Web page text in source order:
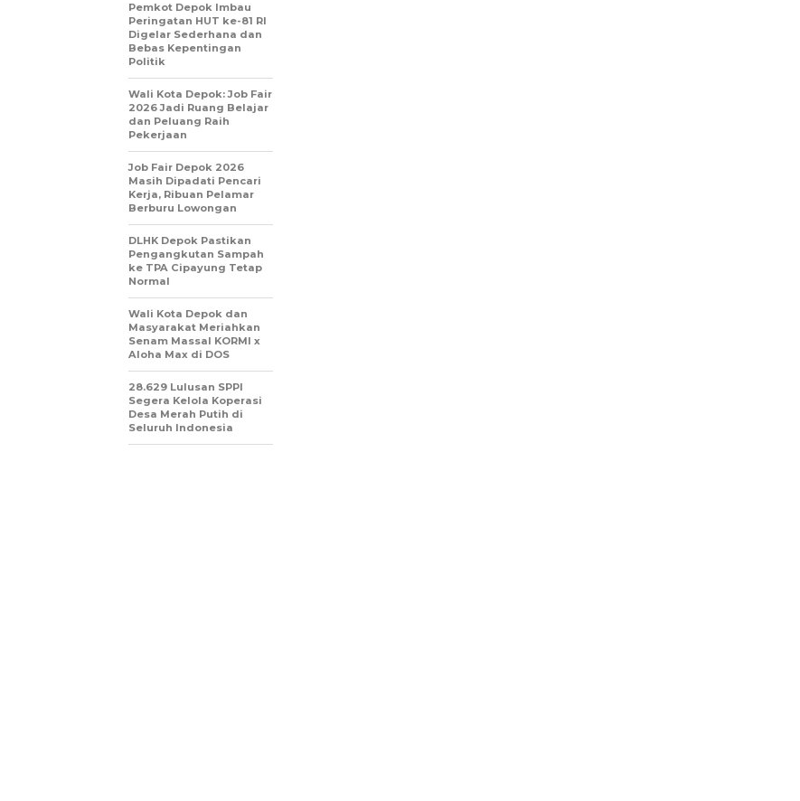
Pemkot Depok Imbau
Peringatan HUT ke-81 RI
Digelar Sederhana dan
Bebas Kepentingan
Politik
Wali Kota Depok: Job Fair
2026 Jadi Ruang Belajar
dan Peluang Raih
Pekerjaan
Job Fair Depok 2026
Masih Dipadati Pencari
Kerja, Ribuan Pelamar
Berburu Lowongan
DLHK Depok Pastikan
Pengangkutan Sampah
ke TPA Cipayung Tetap
Normal
Wali Kota Depok dan
Masyarakat Meriahkan
Senam Massal KORMI x
Aloha Max di DOS
28.629 Lulusan SPPI
Segera Kelola Koperasi
Desa Merah Putih di
Seluruh Indonesia